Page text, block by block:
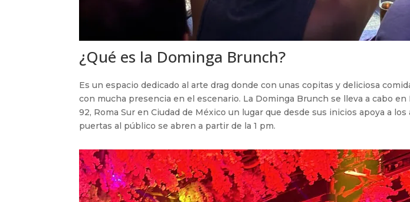
¿Qué es la Dominga Brunch?
Es un espacio dedicado al arte drag donde con unas copitas y deliciosa
con mucha presencia en el escenario. La Dominga Brunch se lleva a cabo en
92, Roma Sur en Ciudad de México un lugar que desde sus inicios apoya a los
puertas al público se abren a partir de la 1 pm.